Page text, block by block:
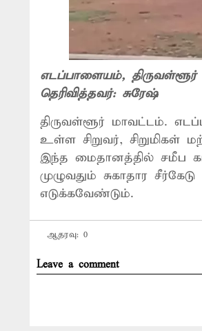
எடப்பாளையம், திருவள்ளூர்
தெரிவித்தவர்: சுரேஷ்
திருவள்ளூர் மாவட்டம்.
உள்ள சிறுவர்,
இந்த மைதானத்தில் சமீப
முழுவதும் சுகாதார
எடுக்கவேண்டும்.
ஆதரவு: 0
Leave a comment